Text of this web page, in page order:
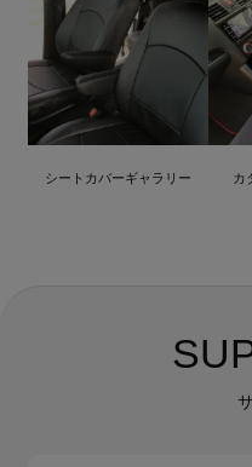
シートカバーギャラリー カ